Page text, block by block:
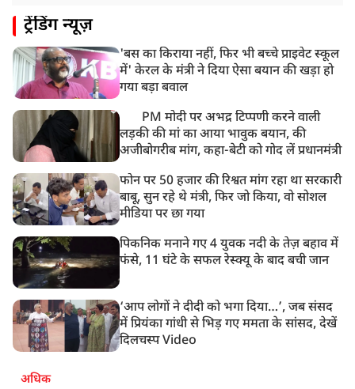
UP: लखनऊ में चलती कार में लगी आग, युवक की जिंदा जलकर
ट्रेंडिंग न्यूज़
'बस का किराया नहीं, फिर भी बच्चे प्राइवेट स्कूल
में' केरल के मंत्री ने दिया ऐसा बयान की खड़ा हो
गया बड़ा बवाल
PM मोदी पर अभद्र टिप्पणी करने वाली
लड़की की मां का आया भावुक बयान, की
अजीबोगरीब मांग, कहा-बेटी को गोद लें प्रधानमंत्री
फोन पर 50 हजार की रिश्वत मांग रहा था सरकारी
बाबू, सुन रहे थे मंत्री, फिर जो किया, वो सोशल
मीडिया पर छा गया
पिकनिक मनाने गए 4 युवक नदी के तेज़ बहाव में
फंसे, 11 घंटे के सफल रेस्क्यू के बाद बची जान
‘आप लोगों ने दीदी को भगा दिया…’, जब संसद
में प्रियंका गांधी से भिड़ गए ममता के सांसद, देखें
दिलचस्प Video
अधिक